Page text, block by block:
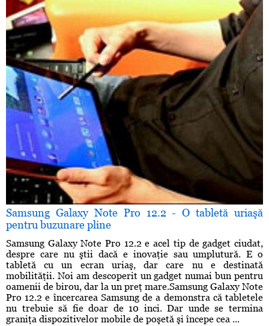
Samsung Galaxy Note Pro 12.2 - O tabletă uriaşă
pentru buzunare pline
Samsung Galaxy Note Pro 12.2 e acel tip de gadget ciudat,
despre care nu ştii dacă e inovaţie sau umplutură. E o
tabletă cu un ecran uriaş, dar care nu e destinată
mobilităţii. Noi am descoperit un gadget numai bun pentru
oamenii de birou, dar la un preţ mare.Samsung Galaxy Note
Pro 12.2 e încercarea Samsung de a demonstra că tabletele
nu trebuie să fie doar de 10 inci. Dar unde se termina
graniţa dispozitivelor mobile de poşetă şi începe cea ...